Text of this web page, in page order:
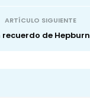
ARTÍCULO SIGUIENTE
recuerdo de Hepburn